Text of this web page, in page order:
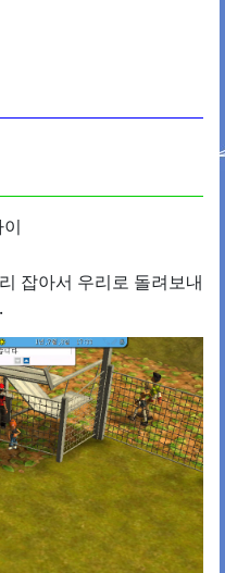
잡아서 우리로 돌려보내